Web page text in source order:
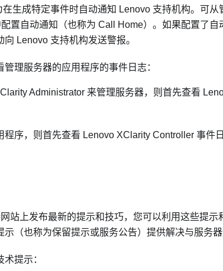
生成特定事件时自动通知 Lenovo 支持机构。可从
置自动通知（也称为 Call Home）。如果配置了
Lenovo 支持机构发送警报。
理服务器的应用程序的事件日志：
Administrator 来管理服务器，则首先查看
程序，则首先查看 Lenovo XClarity Controller 事件
站上发布最新的提示和技巧，您可以利用这些提示
示（也称为保留提示或服务公告）提供解决与服务器
提示：